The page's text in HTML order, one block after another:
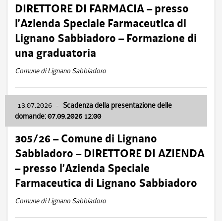
DIRETTORE DI FARMACIA – presso
l’Azienda Speciale Farmaceutica di
Lignano Sabbiadoro – Formazione di
una graduatoria
Comune di Lignano Sabbiadoro
13.07.2026 - Scadenza della presentazione delle
domande: 07.09.2026 12:00
305/26 – Comune di Lignano
Sabbiadoro – DIRETTORE DI AZIENDA
– presso l’Azienda Speciale
Farmaceutica di Lignano Sabbiadoro
Comune di Lignano Sabbiadoro